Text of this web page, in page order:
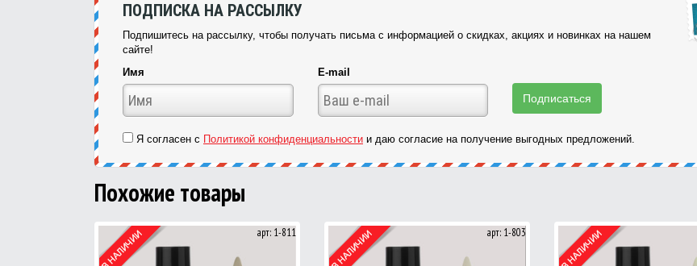
ПОДПИСКА НА РАССЫЛКУ
Подпишитесь на рассылку, чтобы получать письма с информацией о скидках, акциях и новинках на нашем
сайте!
Имя
E-mail
Я согласен с Политикой конфиденциальности и даю согласие на получение выгодных предложений.
Похожие товары
арт: 1-811 арт: 1-803